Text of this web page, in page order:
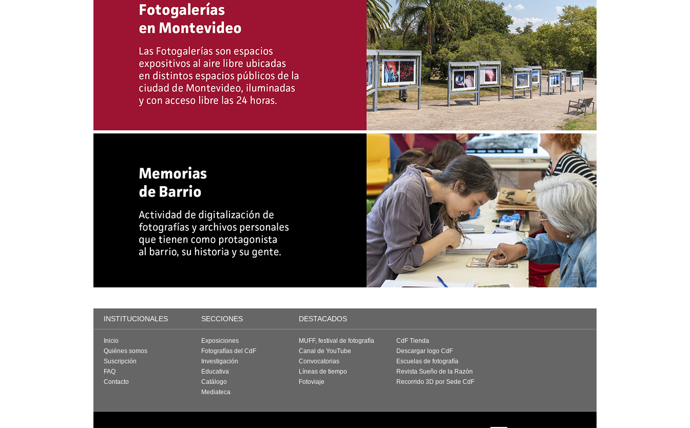
INSTITUCIONALES SECCIONES DESTACADOS
Inicio
Quiénes somos
Suscripción
FAQ
Contacto
Exposiciones
Fotografías del CdF
Investigación
Educativa
Catálogo
Mediateca
MUFF, festival de fotografía
Canal de YouTube
Convocatorias
Líneas de tiempo
Fotoviaje
CdF Tienda
Descargar logo CdF
Escuelas de fotografía
Revista Sueño de la Razón
Recorrido 3D por Sede CdF